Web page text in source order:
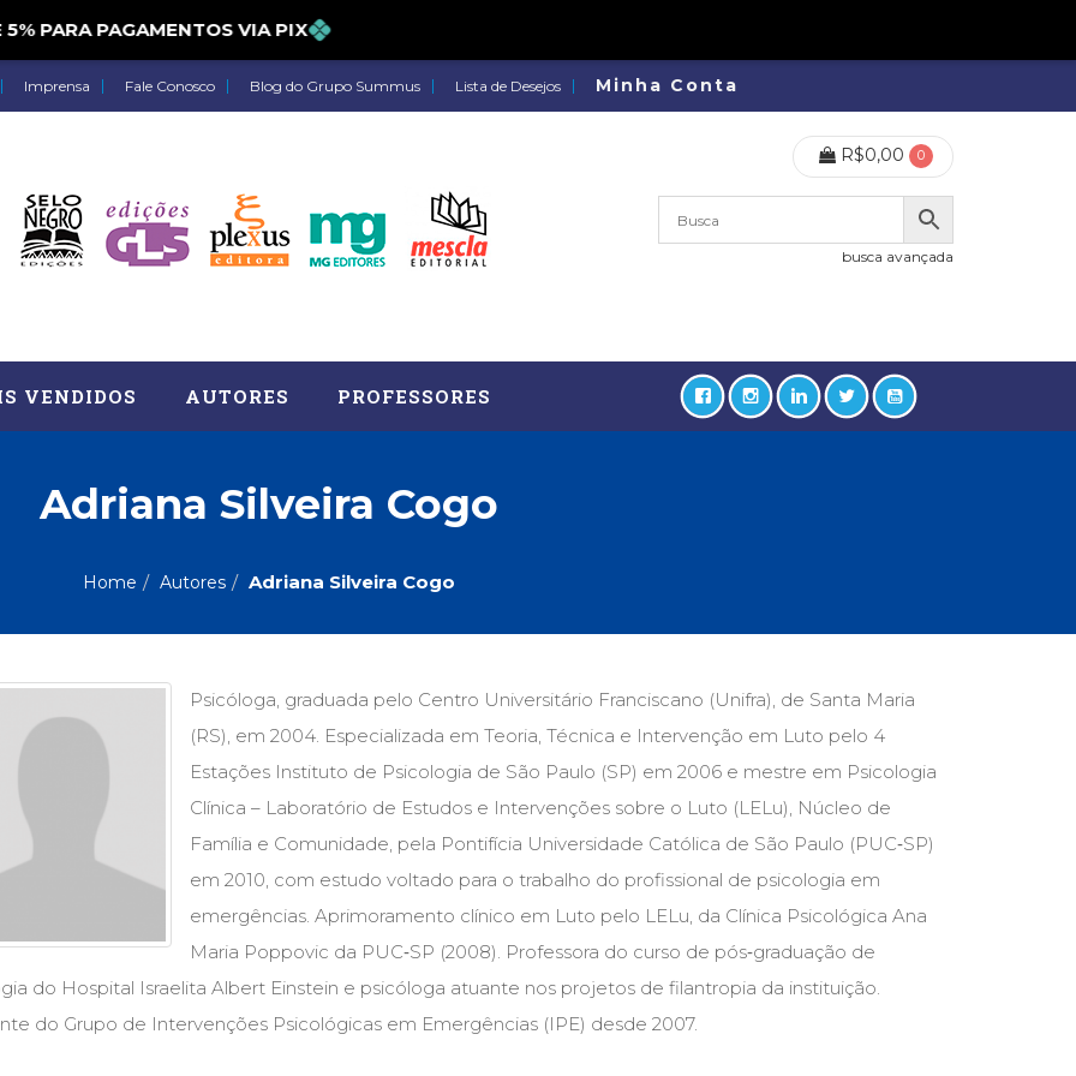
PARA PAGAMENTOS VIA PIX
Imprensa Fale Conosco Blog do Grupo Summus Lista de Desejos Minha Conta
R$0,00 0
busca avançada
Comportamento (417)
Economia, Negócios (31)
Educação (278)
Jornalismo (57)
Literatura, Ficção, Ensaios (69)
Obras de referência (47)
Psicodrama (200)
Psicologia, Psicoterapia (797)
Puericultura (23)
Rádio (8)
Temas africanos (30)
Treinamento e RH (65)
Turismo (1)
VENDIDOS AUTORES PROFESSORES
Adriana Silveira Cogo
Home Autores Adriana Silveira Cogo
Psicóloga, graduada pelo Centro Universitário Franciscano (Unifra), de Santa Maria
(RS), em 2004. Especializada em Teoria, Técnica e Intervenção em Luto pelo 4
Estações Instituto de Psicologia de São Paulo (SP) em 2006 e mestre em Psicologia
Clínica – Laboratório de Estudos e Intervenções sobre o Luto (LELu), Núcleo de
Família e Comunidade, pela Pontifícia Universidade Católica de São Paulo (PUC‑SP)
em 2010, com estudo voltado para o trabalho do profissional de psicologia em
emergências. Aprimoramento clínico em Luto pelo LELu, da Clínica Psicológica Ana
Maria Poppovic da PUC‑SP (2008). Professora do curso de pós‑graduação de
do Hospital Israelita Albert Einstein e psicóloga atuante nos projetos de filantropia da instituição.
do Grupo de Intervenções Psicológicas em Emergências (IPE) desde 2007.